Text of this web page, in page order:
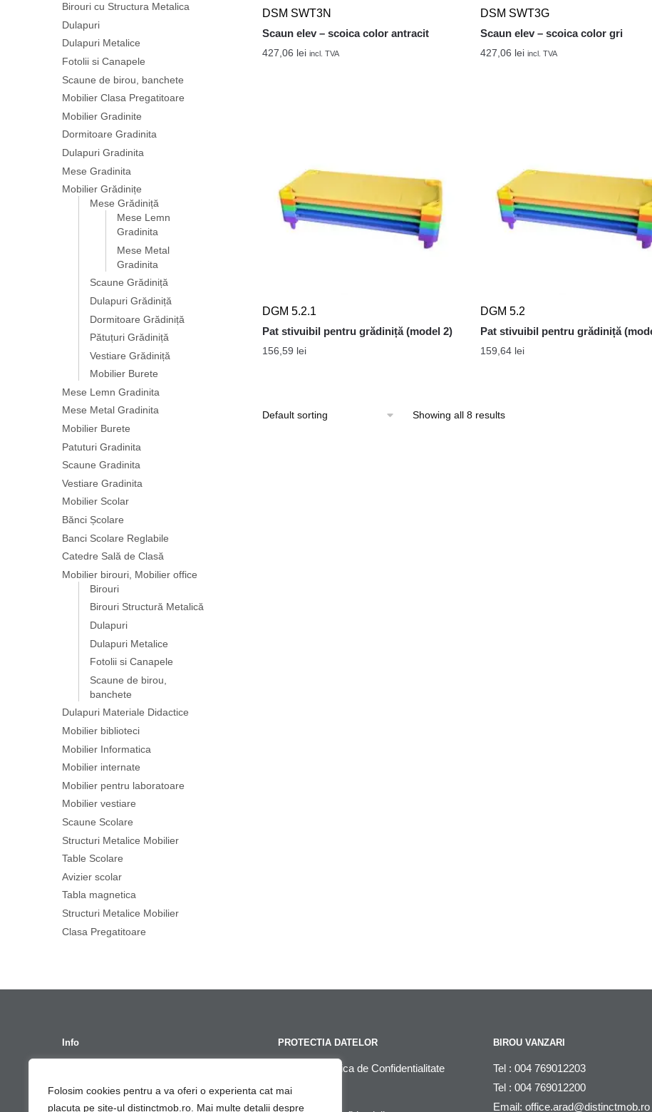
Folosim cookies pentru a va oferi o experienta cat mai
placuta pe site-ul distinctmob.ro. Mai multe detalii despre
DSM SWT3N
Scaun elev – scoica color antracit
427,06 lei incl. TVA
DSM SWT3G
Scaun elev – scoica color gri
427,06 lei incl. TVA
DGM 5.2.1
Pat stivuibil pentru grădiniță (model 2)
156,59 lei
DGM 5.2
Pat stivuibil pentru grădiniță
159,64 lei
Showing all 8 results
Birouri cu Structura Metalica
Dulapuri
Dulapuri Metalice
Fotolii si Canapele
Scaune de birou, banchete
Mobilier Clasa Pregatitoare
Mobilier Gradinite
Dormitoare Gradinita
Dulapuri Gradinita
Mese Gradinita
Mobilier Grădinițe
Mese Grădiniță
Mese Lemn
Gradinita
Mese Metal
Gradinita
Scaune Grădiniță
Dulapuri Grădiniță
Dormitoare Grădiniță
Pătuțuri Grădiniță
Vestiare Grădiniță
Mobilier Burete
Mese Lemn Gradinita
Mese Metal Gradinita
Mobilier Burete
Patuturi Gradinita
Scaune Gradinita
Vestiare Gradinita
Mobilier Scolar
Bănci Școlare
Banci Scolare Reglabile
Catedre Sală de Clasă
Mobilier birouri, Mobilier office
Birouri
Birouri Structură Metalică
Dulapuri
Dulapuri Metalice
Fotolii si Canapele
Scaune de birou,
banchete
Dulapuri Materiale Didactice
Mobilier biblioteci
Mobilier Informatica
Mobilier internate
Mobilier pentru laboratoare
Mobilier vestiare
Scaune Scolare
Structuri Metalice Mobilier
Table Scolare
Avizier scolar
Tabla magnetica
Structuri Metalice Mobilier
Clasa Pregatitoare
Info
Contact
PROTECTIA DATELOR
GDPR – Politica de Confidentialitate
Cont GDPR
BIROU VANZARI
Tel : 004 769012203
Tel : 004 769012200
Email: office.arad@distinctmob.ro